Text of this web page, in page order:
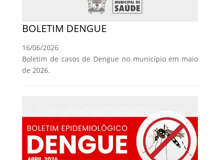
BOLETIM DENGUE
16/06/2026
Boletim de casos de Dengue no município em maio
de 2026.